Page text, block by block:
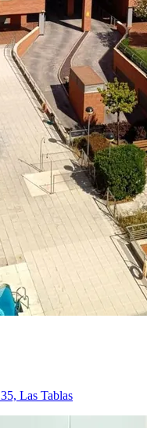
Las Tablas